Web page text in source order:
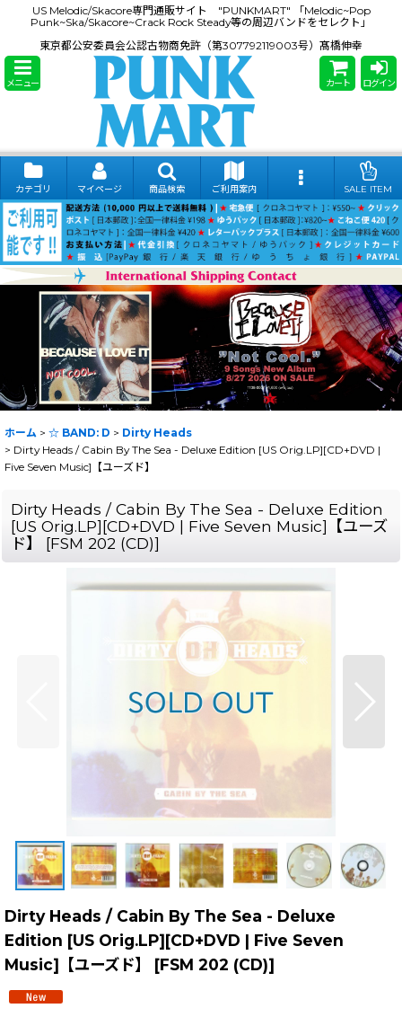
US Melodic/Skacore専門通販サイト "PUNKMART" 「Melodic~Pop
Punk~Ska/Skacore~Crack Rock Steady等の周辺バンドをセレクト」
東京都公安委員会公認古物商免許（第307792119003号）髙橋伸幸
メニュー カート ログイン
カテゴリ マイページ 商品検索 ご利用案内 SALE ITEM
ホーム > ☆ BAND: D > Dirty Heads
> Dirty Heads / Cabin By The Sea - Deluxe Edition [US Orig.LP][CD+DVD |
Five Seven Music]【ユーズド】
Dirty Heads / Cabin By The Sea - Deluxe Edition
[US Orig.LP][CD+DVD | Five Seven Music]【ユーズ
ド】
[FSM 202 (CD)]
Dirty Heads / Cabin By The Sea - Deluxe
Edition [US Orig.LP][CD+DVD | Five Seven
Music]【ユーズド】
[FSM 202 (CD)]